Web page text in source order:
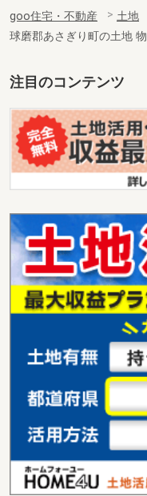
goo住宅・不動産 土地
球磨郡あさぎり町の土地
注目のコンテンツ